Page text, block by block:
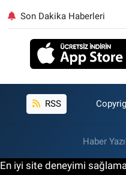
Son Dakika Haberleri
RSS
Haber
En iyi site deneyimi